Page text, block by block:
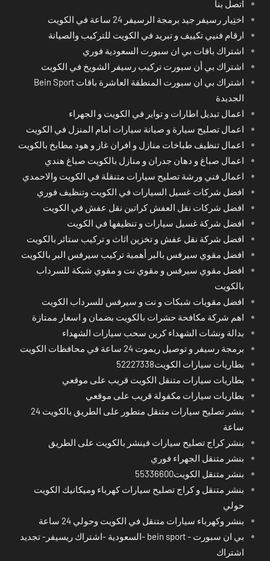
اتصل بنا
اختِيار رسيفر جيد برمجة الرسيفر 24 ساعة في الكويت
ارقام فنيي تكييف و تبريد في الكويت للتركيب والصيانة
اشتراك باقات بي ان سبورت السعودية فوري
اشتراك بي أن سبورت تركيب رسيفر الشويخ في الكويت
اشتراك بي ان سبورت المنطقة العاشرة باقات Bein Sport
الجديدة
اعمال تبديل اطارات و تواير في الكويت و الجهراء
اعمال تصليح سيارة و صيانة سيارات امام المنزل في الكويت
اعمال تنظيف طباخات منازل و افران غاز و هود مطابخ بالكويت
اعمال صباغ و دهان جدران و منازل بالكويت صباغ هندي
اعمال فني ورشة تصليح سيارات متنقلة في الكويت والاحمدي
افضل شركات غسيل السيارات في الكويت وتنظيف فوري
افضل شركات نقل العفش كراتين نقل عفش في الكويت
افضل شركة غسيل سيارات و تنظيفها في الكويت
افضل شركة نقل عفش و تخزين اثاث و تركيب ستائر بالكويت
افضل مقوي سيرفس بالبر أهمية تركيب سيرفس البر بالكويت
افضل مقوي سيرفس و مقوي نت و مقوي شبكة للسرداب
بالكويت
افضل مقويات شبكات و نت و سيرفس للسرداب الكويت
اهم شركة مكافحة حشرات بالكويت بضمان و اسعار ممتازة
بدالة ونشات الشهداء كرين سحب سيارات الشهداء
برمجة رسيفر و توصيل ريموت 24 ساعة في محافظات الكويت
بطاريات سيارات الكويت52227338
بطاريات سيارات متنقل الكويت قريب على موقعي
بطاريات سيارات مكفولة قريب على موقعي
بنشر تصليح سيارات متنقل متطور على الطريق بالكويت 24
ساعة
بنشر كراج تصليح سيارات فينشر بالكويت على الطريق
بنشر متنقل الجهراء فوري
بنشر متنقل الكويت55336600
بنشر متنقل و كراج تصليح سيارات كهرباء وميكانيك الكويت
حولي
بنشر وكهرباء سيارات متنقل في الكويت وحولي 24 ساعة
بي ان سبورت - bein sport -السعودية -اشتراك ريسيفر- تجديد
اشتراك